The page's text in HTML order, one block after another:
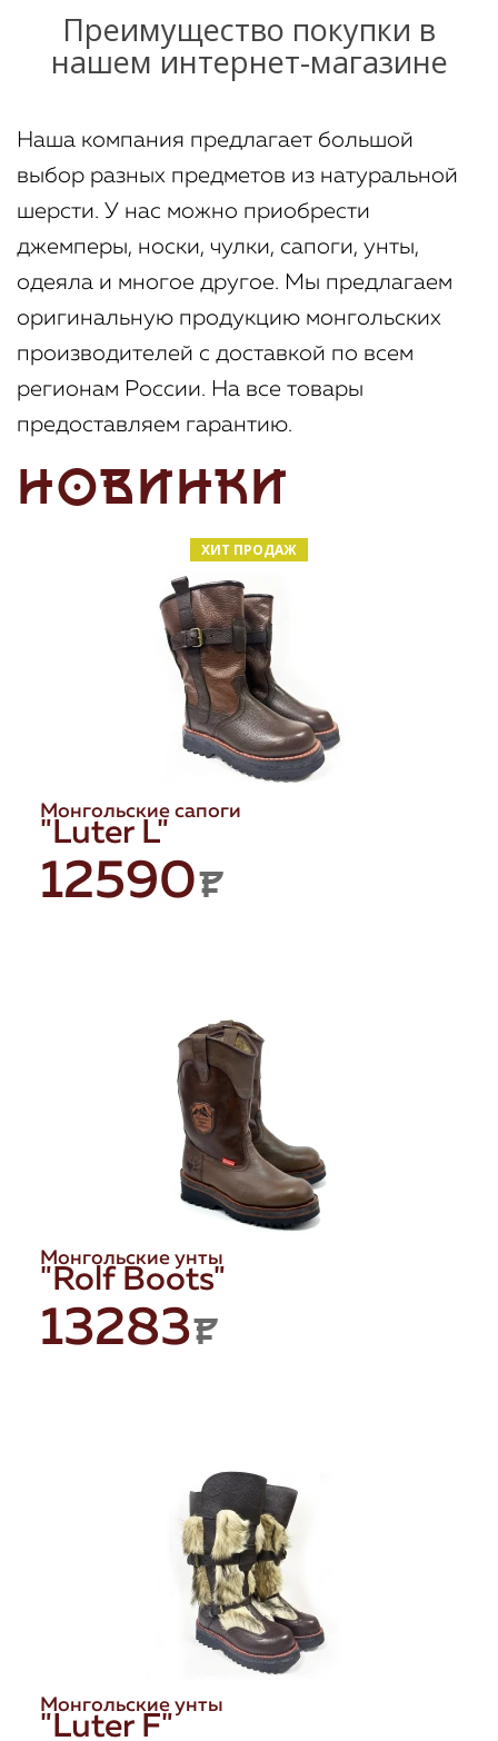
Преимущество покупки в
нашем интернет-магазине
Наша компания предлагает большой
выбор разных предметов из натуральной
шерсти. У нас можно приобрести
джемперы, носки, чулки, сапоги, унты,
одеяла и многое другое. Мы предлагаем
оригинальную продукцию монгольских
производителей с доставкой по всем
регионам России. На все товары
предоставляем гарантию.
НОВИНКИ
ХИТ ПРОДАЖ
Монгольские сапоги
"Luter L"
12590P
Монгольские унты
"Rolf Boots"
13283P
Монгольские унты
"Luter F"